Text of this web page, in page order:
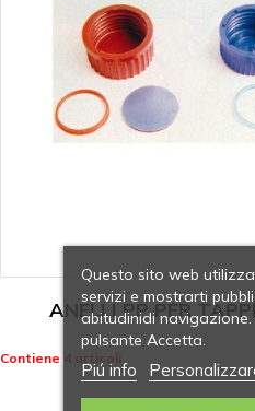
ANELLI PP PER
Contiene 4 articoli
Questo sito web
servizi e mostrarti
abitudinidi
pulsante Accetta.
Piú info